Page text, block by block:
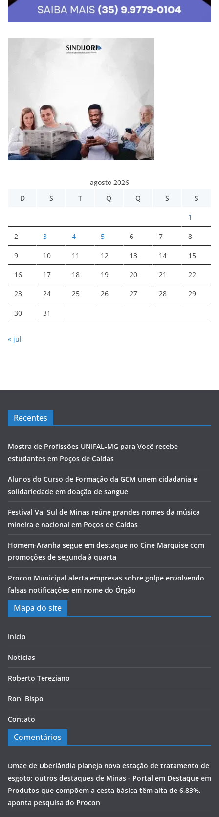
agosto 2026
D
S T Q Q S S
1
2 3 4 5 6 7 8
9 10 11 12 13 14 15
16 17 18 19 20 21 22
23 24 25 26 27 28 29
30 31
« jul
Recentes
Mostra de Profissões UNIFAL-MG para Você recebe
estudantes em Poços de Caldas
Alunos do Curso de Formação da GCM unem cidadania e
solidariedade em doação de sangue
Festival Vai Sul de Minas reúne grandes nomes da música
mineira e nacional em Poços de Caldas
Homem-Aranha segue em destaque no Cine Marquise com
promoções de segunda à quarta
Procon Municipal alerta empresas sobre golpe envolvendo
falsas notificações em nome do Órgão
Mapa do site
Início
Notícias
Roberto Tereziano
Roni Bispo
Contato
Comentários
Dmae de Uberlândia planeja nova estação de tratamento de
esgoto; outros destaques de Minas - Portal em Destaque em
Produtos que compõem a cesta básica têm alta de 6,83%,
aponta pesquisa do Procon